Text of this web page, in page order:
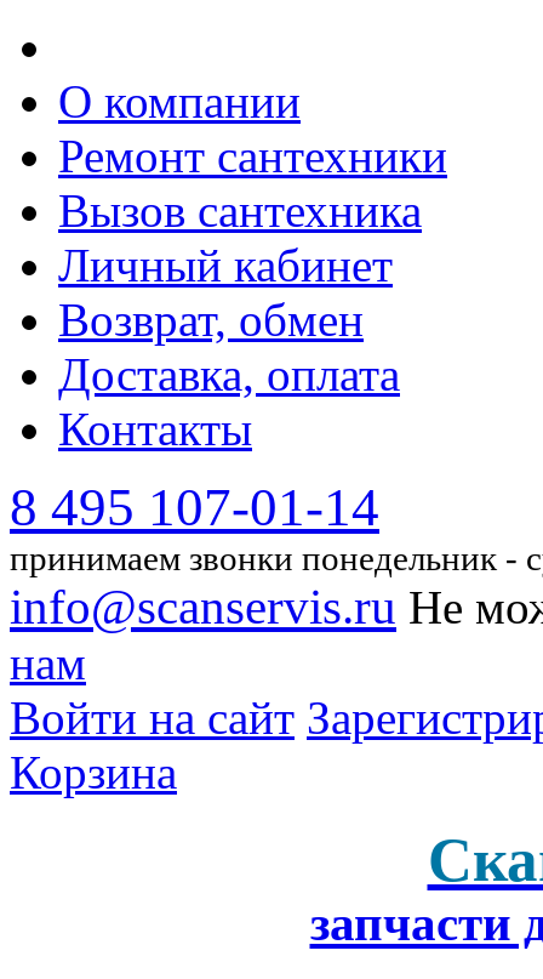
О компании
Ремонт сантехники
Вызов сантехника
Личный кабинет
Возврат, обмен
Доставка, оплата
Контакты
8 495 107-01-14
принимаем звонки понедельник -
info@scanservis.ru Не
нам
Войти на сайт
Корзина
запчасти